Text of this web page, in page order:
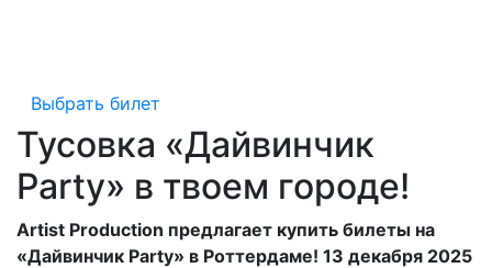
Выбрать билет
Тусовка «Дайвинчик
Party» в твоем городе!
Artist Production предлагает купить билеты на
«Дайвинчик Party» в Роттердаме! 13 декабря 2025